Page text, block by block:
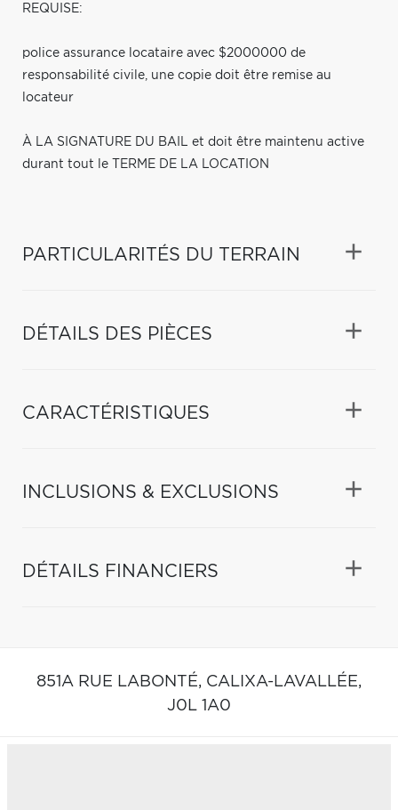
REQUISE:
police assurance locataire avec $2000000 de
responsabilité civile, une copie doit être remise au
locateur
À LA SIGNATURE DU BAIL et doit être maintenu active
durant tout le TERME DE LA LOCATION
PARTICULARITÉS DU TERRAIN
DÉTAILS DES PIÈCES
CARACTÉRISTIQUES
INCLUSIONS & EXCLUSIONS
DÉTAILS FINANCIERS
851A RUE LABONTÉ, CALIXA-LAVALLÉE,
J0L 1A0